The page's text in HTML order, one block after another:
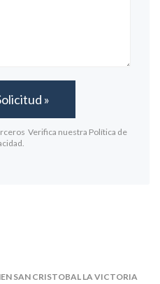
Verifica nuestra Política de
SAN CRISTOBAL LA VICTORIA